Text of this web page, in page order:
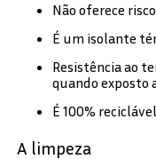
Não oferece
É um isolante
Resistência ao tempo sem amarelar ou quebrar
quando exposto
É 100%
A limpeza